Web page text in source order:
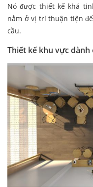
Nó được thiết kế khá
nằm ở vị trí thuận tiện
cầu.
Thiết kế khu vực dành